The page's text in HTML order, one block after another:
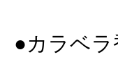
●カラベ